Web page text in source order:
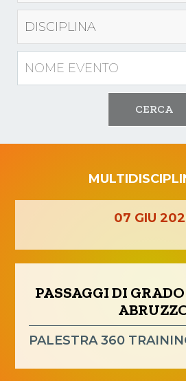
DISCIPLINA
CERCA
07 GIU
PASSAGGI DI
PALESTRA 360